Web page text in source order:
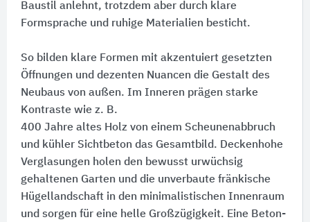
Baustil anlehnt, trotzdem aber durch klare
Formsprache und ruhige Materialien besticht.
So bilden klare Formen mit akzentuiert gesetzten
Öffnungen und dezenten Nuancen die Gestalt des
Neubaus von außen. Im Inneren prägen starke
Kontraste wie z. B.
400 Jahre altes Holz von einem Scheunenabbruch
und kühler Sichtbeton das Gesamtbild. Deckenhohe
Verglasungen holen den bewusst urwüchsig
gehaltenen Garten und die unverbaute fränkische
Hügellandschaft in den minimalistischen Innenraum
und sorgen für eine helle Großzügigkeit. Eine Beton-